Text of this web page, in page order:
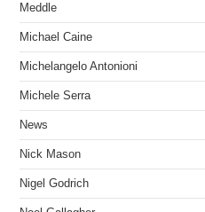
Meddle
Michael Caine
Michelangelo Antonioni
Michele Serra
News
Nick Mason
Nigel Godrich